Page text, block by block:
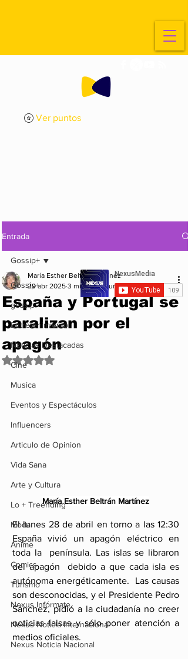
Ver puntos
Entrada
Gossip+
gossip
Entretenimiento
Noticias Destacadas
Cine
Musica
Eventos y Espectáculos
Influencers
Articulo de Opinion
Vida Sana
Arte y Cultura
Lo + Treending
Moda
Anime
Comics
Turismo
Nexus Infórmate
Nexus Noticia Internacional
Nexus Noticia Nacional
Gossip+
España y Portugal se
paralizan por el
apagón
María Esther Beltrán Martínez
29 abr 2025 3 min de lectura
Obtuvo NaN de 5 estrellas.
María Esther Beltrán Martínez
El lunes 28 de abril en torno a las 12:30
España vivió un apagón eléctrico en
toda la  península. Las islas se libraron
del apagón  debido a que cada isla es
autónoma energéticamente.  Las causas
son desconocidas, y el Presidente Pedro
Sánchez, pidió a la ciudadanía no creer
noticias falsas y sólo poner atención a
medios oficiales.